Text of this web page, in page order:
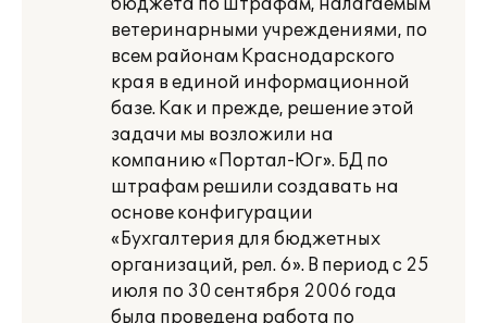
бюджета по штрафам, налагаемым
ветеринарными учреждениями, по
всем районам Краснодарского
края в единой информационной
базе. Как и прежде, решение этой
задачи мы возложили на
компанию «Портал-Юг». БД по
штрафам решили создавать на
основе конфигурации
«Бухгалтерия для бюджетных
организаций, рел. 6». В период с 25
июля по 30 сентября 2006 года
была проведена работа по